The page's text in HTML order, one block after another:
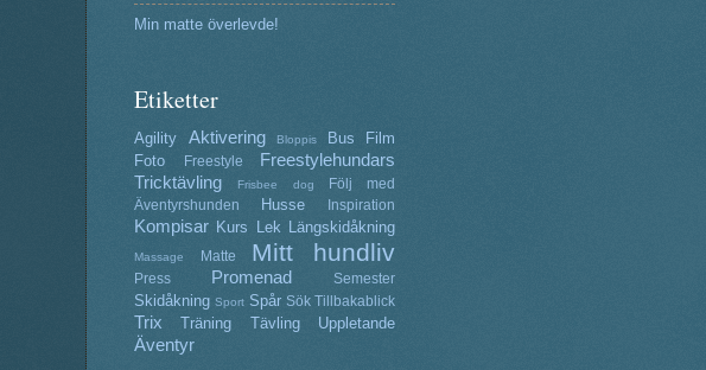
Min matte överlevde!
Etiketter
Agility Aktivering Bloppis Bus
Film
Foto
Freestyle
Freestylehundars
Tricktävling
Frisbee dog
Följ med
Äventyrshunden
Husse Inspiration
Kompisar Kurs Lek Längskidåkning
Massage Matte Mitt hundliv
Press Promenad Semester
Skidåkning Sport Spår Sök Tillbakablick
Trix Träning Tävling Uppletande
Äventyr